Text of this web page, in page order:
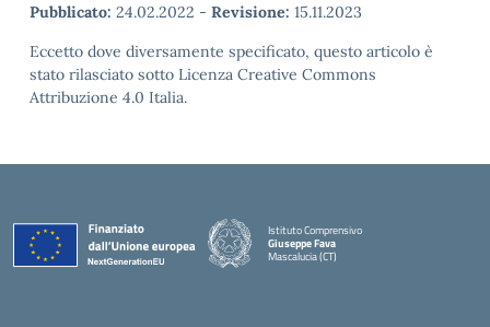
Pubblicato: 24.02.2022 - Revisione: 15.11.2023
Eccetto dove diversamente specificato, questo articolo è
stato rilasciato sotto Licenza Creative Commons
Attribuzione 4.0 Italia.
Istituto Comprensivo
Giuseppe Fava
Mascalucia (CT)